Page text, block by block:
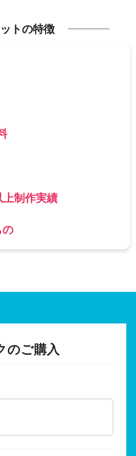
トの特徴
制作実績
のご購入